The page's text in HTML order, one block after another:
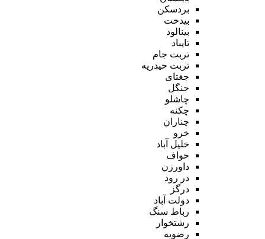
بردسکن
بیدخت
بینالود
تایباد
تربت جام
تربت حیدریه
جغتای
جنگل
چاشلو
چکنه
چناران
خرو
خلیل آباد
خواف
داورزن
در رود
درگز
دولت آباد
رباط سنگ
رشتخوار
رضویه